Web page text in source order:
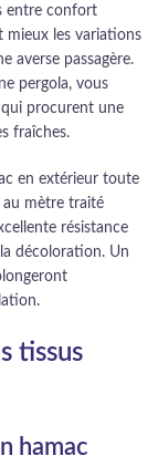
entre confort
mieux les variations
averse passagère.
pergola, vous
procurent une
fraîches.
en extérieur toute
au mètre traité
résistance
décoloration. Un
tissus
hamac